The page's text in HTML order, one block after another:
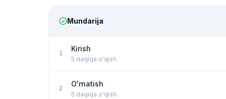
Mundarija
1
Kirish
5 daqiqa o'qish
2
O'rnatish
5 daqiqa o'qish